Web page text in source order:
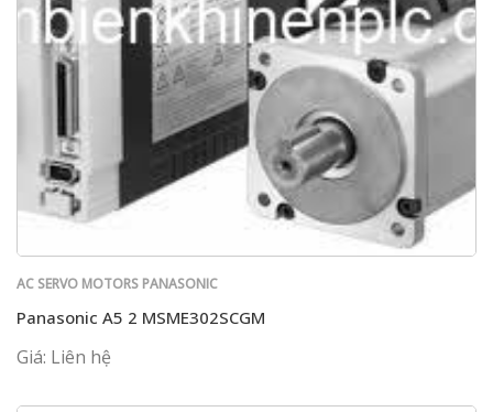
AC SERVO MOTORS PANASONIC
Panasonic A5 2 MSME302SCGM
Giá: Liên hệ